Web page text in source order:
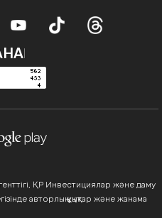
ҚР Инвестициялар және даму
авторлық құқықтар және жанама